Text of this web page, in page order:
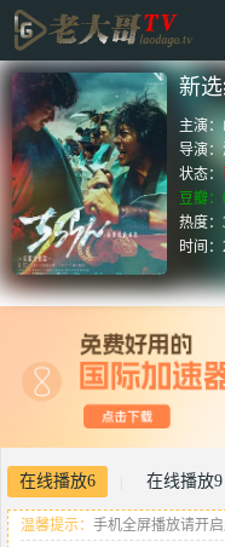
新
主演：
导演：
状态：
豆瓣
热度
时间：
在线播放6 在线播放9
温馨提示： 手机全屏播放请开启